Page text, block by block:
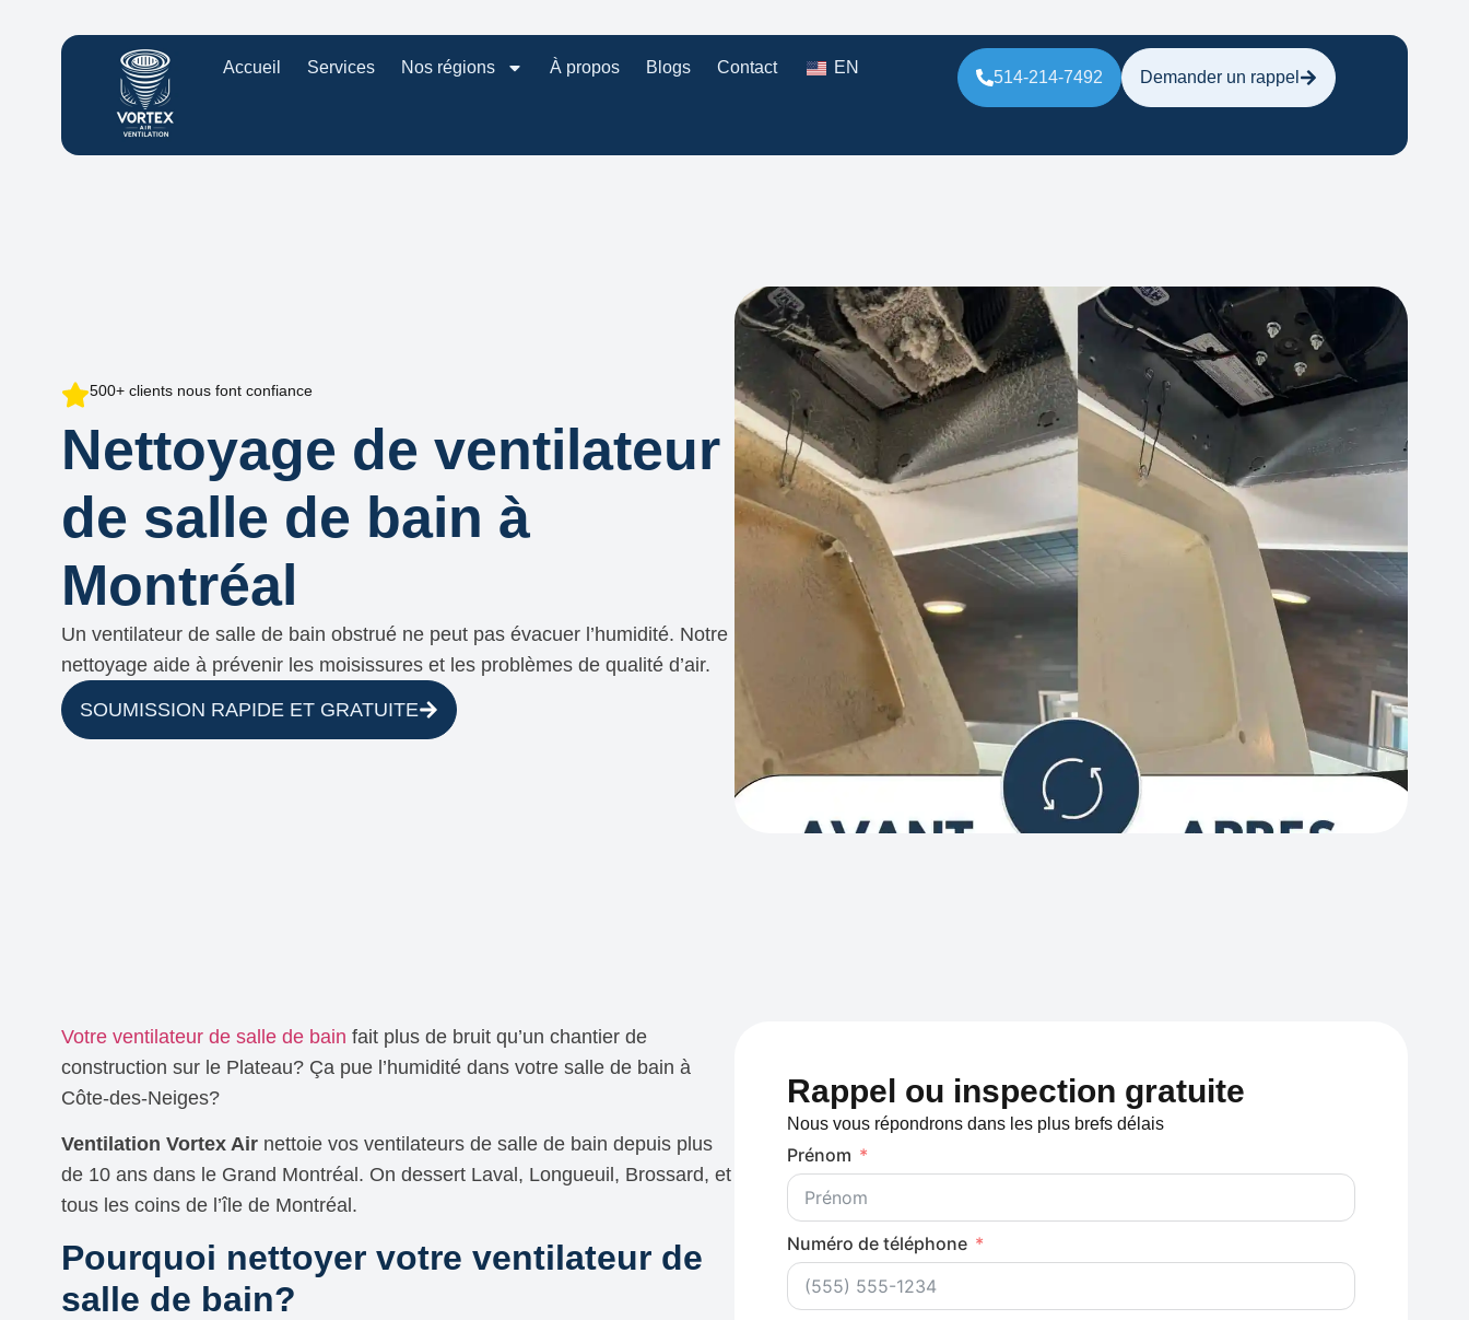
Accueil Services Nos régions À propos Blogs Contact EN
514-214-7492 Demander un rappel
500+ clients nous font confiance
Nettoyage de ventilateur
de salle de bain à
Montréal
Un ventilateur de salle de bain obstrué ne peut pas évacuer l’humidité. Notre
nettoyage aide à prévenir les moisissures et les problèmes de qualité d’air.
SOUMISSION RAPIDE ET GRATUITE
Votre ventilateur de salle de bain fait plus de bruit qu’un chantier de
construction sur le Plateau? Ça pue l’humidité dans votre salle de bain à
Côte-des-Neiges?
Ventilation Vortex Air nettoie vos ventilateurs de salle de bain depuis plus
de 10 ans dans le Grand Montréal. On dessert Laval, Longueuil, Brossard, et
tous les coins de l’île de Montréal.
Pourquoi nettoyer votre ventilateur de
salle de bain?
Rappel ou inspection gratuite
Nous vous répondrons dans les plus brefs délais
Prénom
Numéro de téléphone